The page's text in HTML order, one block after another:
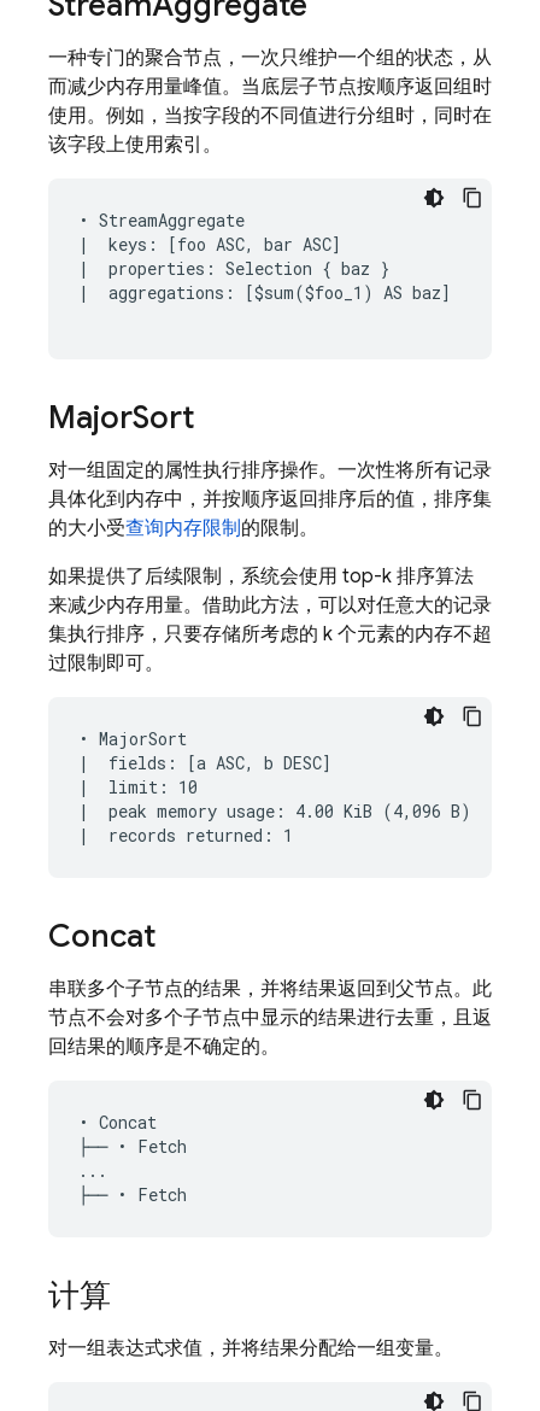
一种专门的聚合节点，一次只维护一个组的状态，从
而减少内存用量峰值。当底层子节点按顺序返回组时
使用。例如，当按字段的不同值进行分组时，同时在
该字段上使用索引。
• StreamAggregate
|  keys: [foo ASC, bar ASC]
|  properties: Selection { baz }
|  aggregations: [$sum($foo_1) AS baz]
MajorSort
对一组固定的属性执行排序操作。一次性将所有记录
具体化到内存中，并按顺序返回排序后的值，排序集
的大小受查询内存限制的限制。
如果提供了后续限制，系统会使用 top-k 排序算法
来减少内存用量。借助此方法，可以对任意大的记录
集执行排序，只要存储所考虑的 k 个元素的内存不超
过限制即可。
• MajorSort
|  fields: [a ASC, b DESC]
|  limit: 10
|  peak memory usage: 4.00 KiB (4,096 B)
Concat
串联多个子节点的结果，并将结果返回到父节点。此
节点不会对多个子节点中显示的结果进行去重，且返
回结果的顺序是不确定的。
• Concat
├── • Fetch
...
计算
对一组表达式求值，并将结果分配给一组变量。